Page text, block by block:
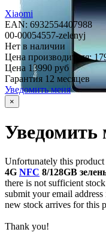
Xiaomi
EAN: 6932554407988
00-00054557-zelenyj
Нет в наличии
Цена производителя:
Цена 13990 руб
Гарантия 12 месяцев
Уведомить меня
×
Уведомить
Unfortunately this product
4G NFC 8/128GB
there is not sufficient
submit your email
new stock arrives for this
Thank you!